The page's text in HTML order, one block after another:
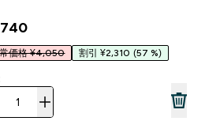
価格 ¥4,050 割引 ¥2,310 (57 %)